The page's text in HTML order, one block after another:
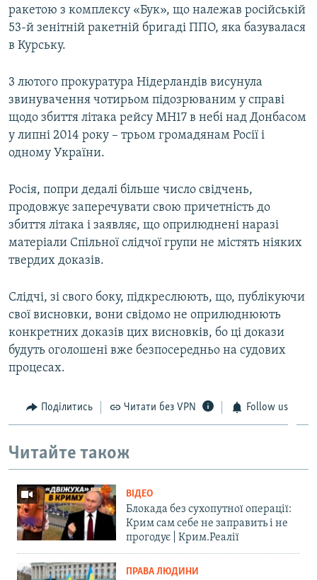
ракетою з комплексу «Бук», що належав російській
53-й зенітній ракетній бригаді ППО, яка базувалася
в Курську.
3 лютого прокуратура Нідерландів висунула
звинувачення чотирьом підозрюваним у справі
щодо збиття літака рейсу МН17 в небі над Донбасом
у липні 2014 року – трьом громадянам Росії і
одному України.
Росія, попри дедалі більше число свідчень,
продовжує заперечувати свою причетність до
збиття літака і заявляє, що оприлюднені наразі
матеріали Спільної слідчої групи не містять ніяких
твердих доказів.
Слідчі, зі свого боку, підкреслюють, що, публікуючи
свої висновки, вони свідомо не оприлюднюють
конкретних доказів цих висновків, бо ці докази
будуть оголошені вже безпосередньо на судових
процесах.
Поділитись Читати без VPN Follow us
Читайте також
ВІДЕО
Блокада без сухопутної операції:
Крим сам себе не заправить і не
прогодує | Крим.Реалії
ПРАВА ЛЮДИНИ